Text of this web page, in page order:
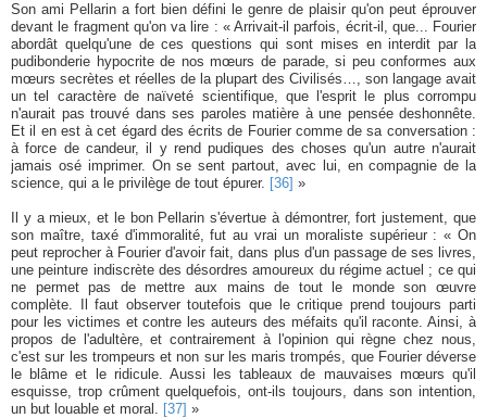
Son ami Pellarin a fort bien défini le genre de plaisir qu'on peut éprouver
devant le fragment qu'on va lire : « Arrivait-il parfois, écrit-il, que... Fourier
abordât quelqu'une de ces questions qui sont mises en interdit par la
pudibonderie hypocrite de nos mœurs de parade, si peu conformes aux
mœurs secrètes et réelles de la plupart des Civilisés…, son langage avait
un tel caractère de naïveté scientifique, que l'esprit le plus corrompu
n'aurait pas trouvé dans ses paroles matière à une pensée deshonnête.
Et il en est à cet égard des écrits de Fourier comme de sa conversation :
à force de candeur, il y rend pudiques des choses qu'un autre n'aurait
jamais osé imprimer. On se sent partout, avec lui, en compagnie de la
science, qui a le privilège de tout épurer.
[36] »
Il y a mieux, et le bon Pellarin s'évertue à démontrer, fort justement, que
son maître, taxé d'immoralité, fut au vrai un moraliste supérieur : « On
peut reprocher à Fourier d'avoir fait, dans plus d'un passage de ses livres,
une peinture indiscrète des désordres amoureux du régime actuel ; ce qui
ne permet pas de mettre aux mains de tout le monde son œuvre
complète. Il faut observer toutefois que le critique prend toujours parti
pour les victimes et contre les auteurs des méfaits qu'il raconte. Ainsi, à
propos de l'adultère, et contrairement à l'opinion qui règne chez nous,
c'est sur les trompeurs et non sur les maris trompés, que Fourier déverse
le blâme et le ridicule. Aussi les tableaux de mauvaises mœurs qu'il
esquisse, trop crûment quelquefois, ont-ils toujours, dans son intention,
un but louable et moral.
[37] »